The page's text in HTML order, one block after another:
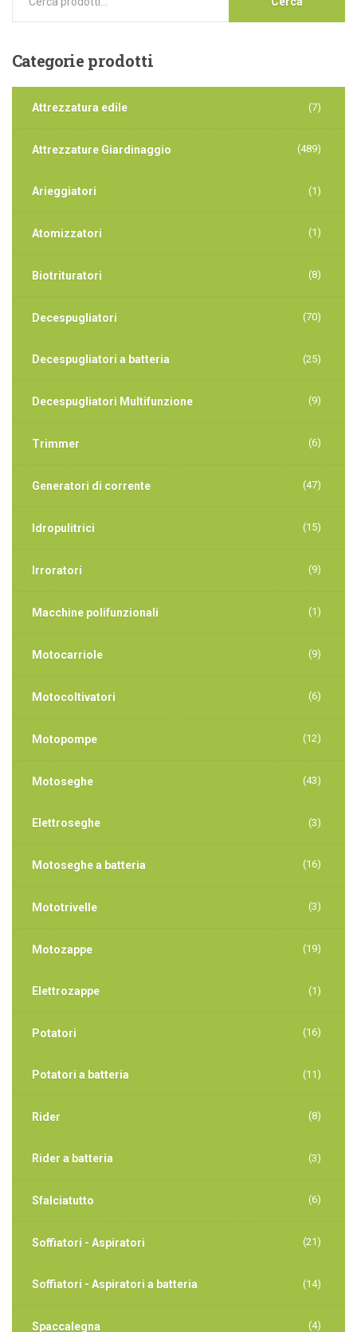
Categorieprodotti
Attrezzatura edile (7)
Attrezzature Giardinaggio (489)
Arieggiatori (1)
Atomizzatori (1)
Biotrituratori (8)
Decespugliatori (70)
Decespugliatori a batteria (25)
Decespugliatori Multifunzione (9)
Trimmer (6)
Generatori di corrente (47)
Idropulitrici (15)
Irroratori (9)
Macchine polifunzionali (1)
Motocarriole (9)
Motocoltivatori (6)
Motopompe (12)
Motoseghe (43)
Elettroseghe (3)
Motoseghe a batteria (16)
Mototrivelle (3)
Motozappe (19)
Elettrozappe (1)
Potatori (16)
Potatori a batteria (11)
Rider (8)
Rider a batteria (3)
Sfalciatutto (6)
Soffiatori - Aspiratori (21)
Soffiatori - Aspiratori a batteria (14)
Spaccalegna (4)